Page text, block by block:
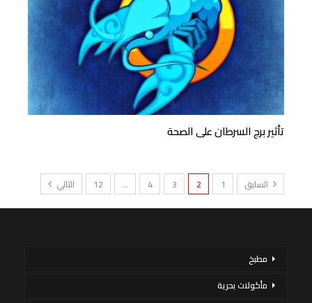
تأثير برج السرطان على الصحة
السابق 1
2
3
4
…
12 التالي
مطبخ
مأكولات بحرية